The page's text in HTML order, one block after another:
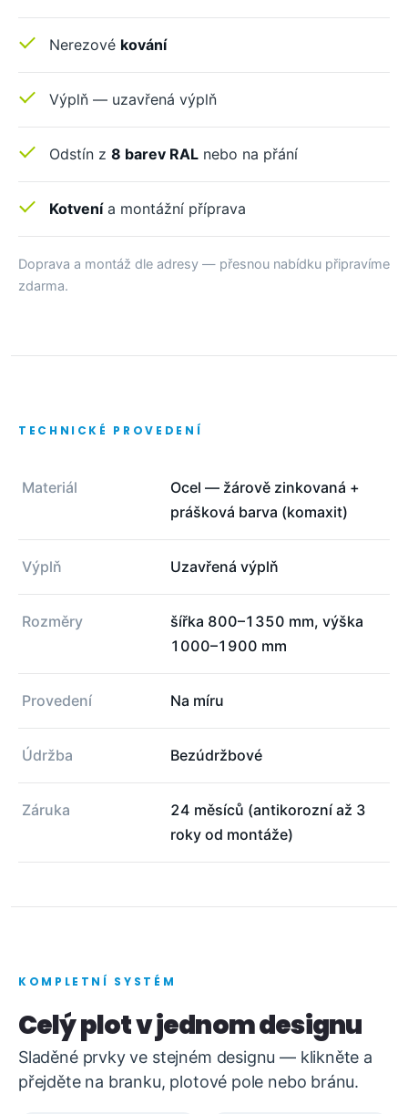
Nerezové kování
Výplň — uzavřená výplň
Odstín z 8 barev RAL nebo na přání
Kotvenía montážní příprava
Doprava a montáž dle adresy — přesnou nabídku připravíme
zdarma.
TECHNICKÉ PROVEDENÍ
Materiál
Ocel — žárově zinkovaná +
prášková barva (komaxit)
Výplň Uzavřená výplň
Rozměry
šířka 800–1350 mm, výška
1000–1900 mm
Provedení Na míru
Údržba Bezúdržbové
Záruka
24 měsíců (antikorozní až 3
roky od montáže)
KOMPLETNÍ SYSTÉM
Celý plot v jednom designu
Sladěné prvky ve stejném designu — klikněte a
přejděte na branku, plotové pole nebo bránu.